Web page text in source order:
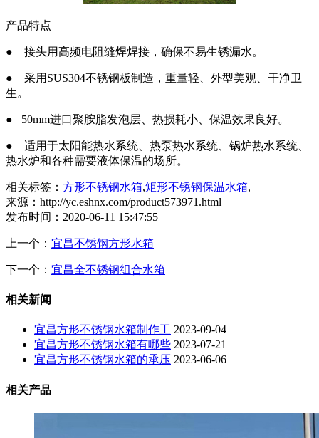
产品特点
● 接头用高频电阻缝焊焊接，确保不易生锈漏水。
● 采用SUS304不锈钢板制造，重量轻、外型美观、干净卫
生。
● 50mm进口聚胺脂发泡层、热损耗小、保温效果良好。
● 适用于太阳能热水系统、热泵热水系统、锅炉热水系统、
热水炉和各种需要液体保温的场所。
相关标签： 方形不锈钢水箱,矩形不锈钢保温水箱,
来源：http://yc.eshnx.com/product573971.html
发布时间：2020-06-11 15:47:55
上一个： 宜昌不锈钢方形水箱
下一个： 宜昌全不锈钢组合水箱
相关新闻
宜昌方形不锈钢水箱制作工 2023-09-04
宜昌方形不锈钢水箱有哪些 2023-07-21
宜昌方形不锈钢水箱的承压 2023-06-06
相关产品